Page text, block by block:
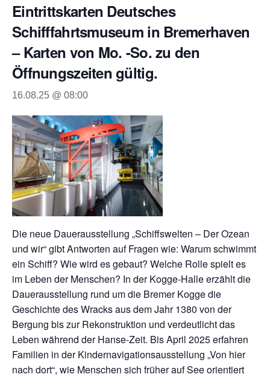
Eintrittskarten Deutsches
Schifffahrtsmuseum in Bremerhaven
– Karten von Mo. -So. zu den
Öffnungszeiten gültig.
16.08.25 @ 08:00
Die neue Dauerausstellung „Schiffswelten – Der Ozean
und wir“ gibt Antworten auf Fragen wie: Warum schwimmt
ein Schiff? Wie wird es gebaut? Welche Rolle spielt es
im Leben der Menschen? In der Kogge-Halle erzählt die
Dauerausstellung rund um die Bremer Kogge die
Geschichte des Wracks aus dem Jahr 1380 von der
Bergung bis zur Rekonstruktion und verdeutlicht das
Leben während der Hanse-Zeit. Bis April 2025 erfahren
Familien in der Kindernavigationsausstellung „Von hier
nach dort“, wie Menschen sich früher auf See orientiert